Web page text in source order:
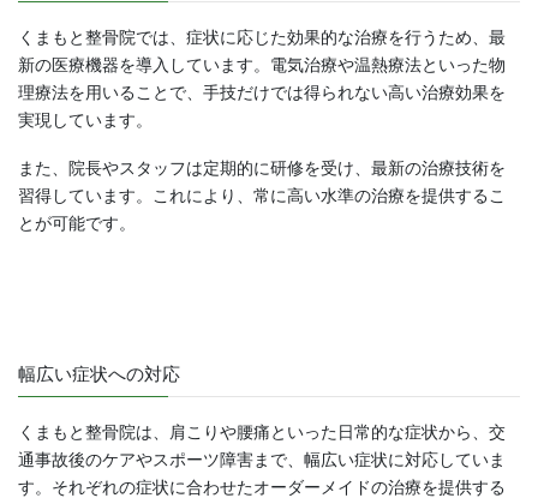
くまもと整骨院では、症状に応じた効果的な治療を行うため、最
新の医療機器を導入しています。電気治療や温熱療法といった物
理療法を用いることで、手技だけでは得られない高い治療効果を
実現しています。
また、院長やスタッフは定期的に研修を受け、最新の治療技術を
習得しています。これにより、常に高い水準の治療を提供するこ
とが可能です。
幅広い症状への対応
くまもと整骨院は、肩こりや腰痛といった日常的な症状から、交
通事故後のケアやスポーツ障害まで、幅広い症状に対応していま
す。それぞれの症状に合わせたオーダーメイドの治療を提供する